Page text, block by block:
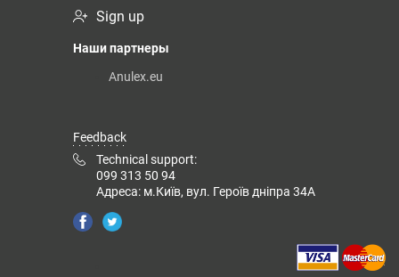
Sign up
Наши партнеры
Anulex.eu
Feedback
Technical support:
099 313 50 94
Адреса: м.Київ, вул. Героїв дніпра 34А